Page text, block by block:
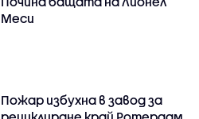
Меси
Пожар избухна в завод за